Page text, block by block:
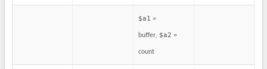
$a1 =
buffer, $a2 =
count